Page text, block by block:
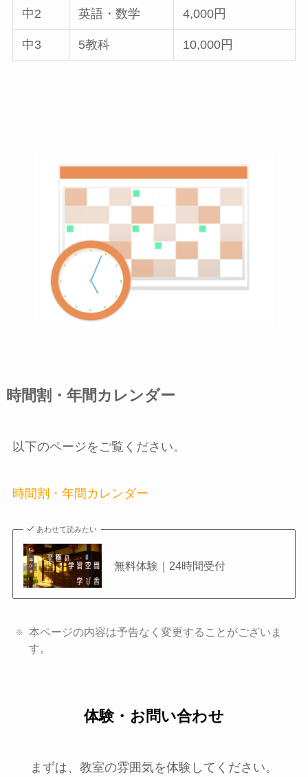
中2 英語・数学 4,000円
中3 5教科 10,000円
時間割・年間カレンダー
以下のページをご覧ください。
時間割・年間カレンダー
あわせて読みたい
無料体験｜24時間受付
本ページの内容は予告なく変更することがございま
す。
体験・お問い合わせ
まずは、教室の雰囲気を体験してください。